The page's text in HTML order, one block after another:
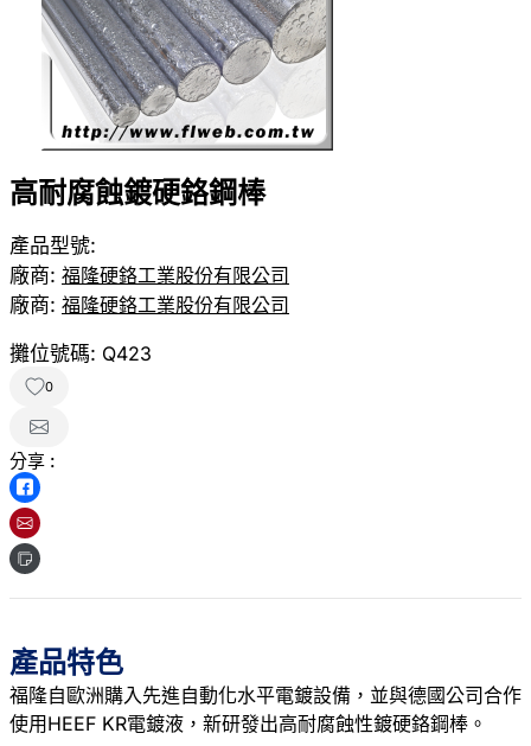
高耐腐蝕鍍硬鉻鋼棒
產品型號:
廠商: 福隆硬鉻工業股份有限公司
廠商: 福隆硬鉻工業股份有限公司
攤位號碼: Q423
0
分享 :
產品特色
福隆自歐洲購入先進自動化水平電鍍設備，並與德國公司合作
使用HEEF KR電鍍液，新研發出高耐腐蝕性鍍硬鉻鋼棒。